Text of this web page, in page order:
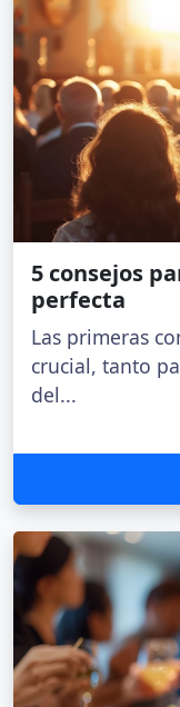
5 consejos
perfecta
Las primeras
crucial, tanto
del...